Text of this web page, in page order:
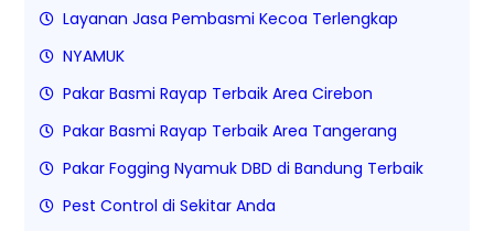
Layanan Jasa Pembasmi Kecoa Terlengkap
NYAMUK
Pakar Basmi Rayap Terbaik Area Cirebon
Pakar Basmi Rayap Terbaik Area Tangerang
Pakar Fogging Nyamuk DBD di Bandung Terbaik
Pest Control di Sekitar Anda